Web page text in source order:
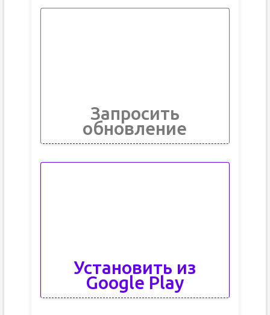
Запросить
обновление
Установить из
Google Play